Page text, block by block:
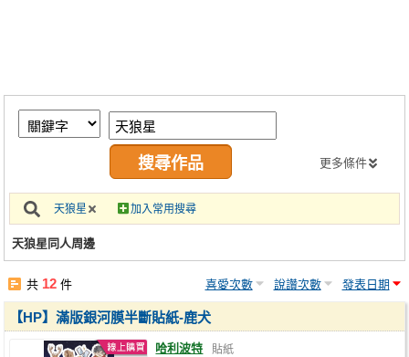
繪圖藝廊
交流中心
攤位轉讓區
會員功能選單
註冊會員
更多條件
天狼星 加入常用搜尋
天狼星同人周邊
共 12 件 喜愛次數 說讚次數 發表日期
【HP】滿版銀河膜半斷貼紙-鹿犬
哈利波特 貼紙